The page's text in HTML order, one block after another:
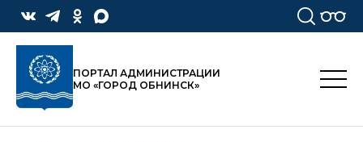
ПОРТАЛ АДМИНИСТРАЦИИ
МО «ГОРОД ОБНИНСК»